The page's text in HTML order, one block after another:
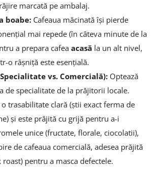
marcată pe ambalaj.
boabe: Cafeaua măcinată își pierde
mai repede (în câteva minute de la
a prepara cafea acasă la un alt nivel,
o râșniță este esențială.
vs. Comercială): Optează
de specialitate de la prăjitorii locale.
o trasabilitate clară (știi exact ferma de
și este prăjită cu grijă pentru a-i
unice (fructate, florale, ciocolatii),
de cafeaua comercială, adesea prăjită
roast) pentru a masca defectele.